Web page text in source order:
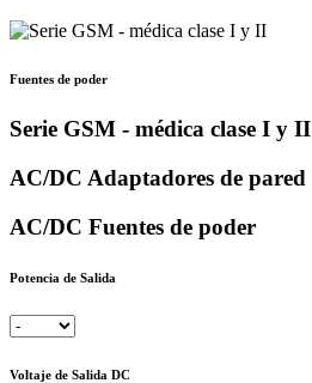
Fuentes de poder
Serie GSM - médica clase I y II
AC/DC Adaptadores de pared
AC/DC Fuentes de poder
Potencia de Salida
Voltaje de Salida DC